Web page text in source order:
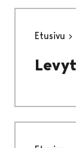
Etusivu